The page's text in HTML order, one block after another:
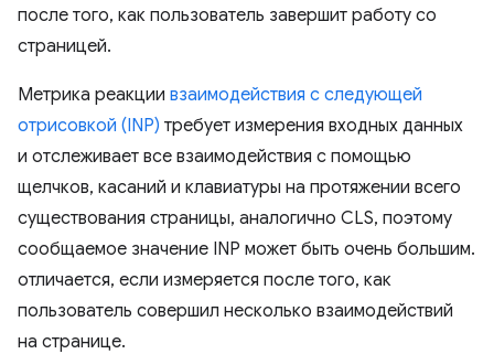
после того, как пользователь завершит работу со
страницей.
Метрика реакции взаимодействия с следующей
отрисовкой (INP) требует измерения входных данных
и отслеживает все взаимодействия с помощью
щелчков, касаний и клавиатуры на протяжении всего
существования страницы, аналогично CLS, поэтому
сообщаемое значение INP может быть очень большим.
отличается, если измеряется после того, как
пользователь совершил несколько взаимодействий
на странице.